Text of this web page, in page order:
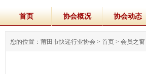
首页 协会概况 协会动态
您的位置：莆田市快递行业协会 > 首页 > 会员之窗